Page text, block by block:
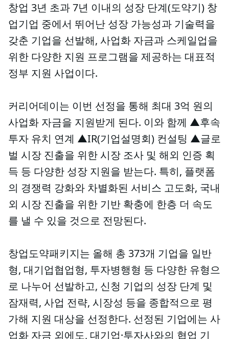
창업 3년 초과 7년 이내의 성장 단계(도약기) 창
업기업 중에서 뛰어난 성장 가능성과 기술력을
갖춘 기업을 선발해, 사업화 자금과 스케일업을
위한 다양한 지원 프로그램을 제공하는 대표적
정부 지원 사업이다.
커리어데이는 이번 선정을 통해 최대 3억 원의
사업화 자금을 지원받게 된다. 이와 함께 ▲후속
투자 유치 연계 ▲IR(기업설명회) 컨설팅 ▲글로
벌 시장 진출을 위한 시장 조사 및 해외 인증 획
득 등 다양한 성장 지원을 받는다. 특히, 플랫폼
의 경쟁력 강화와 차별화된 서비스 고도화, 국내
외 시장 진출을 위한 기반 확충에 한층 더 속도
를 낼 수 있을 것으로 전망된다.
창업도약패키지는 올해 총 373개 기업을 일반
형, 대기업협업형, 투자병행형 등 다양한 유형으
로 나누어 선발하고, 신청 기업의 성장 단계 및
잠재력, 사업 전략, 시장성 등을 종합적으로 평
가해 지원 대상을 선정한다. 선정된 기업에는 사
업화 자금 외에도, 대기업·투자사와의 협업 기